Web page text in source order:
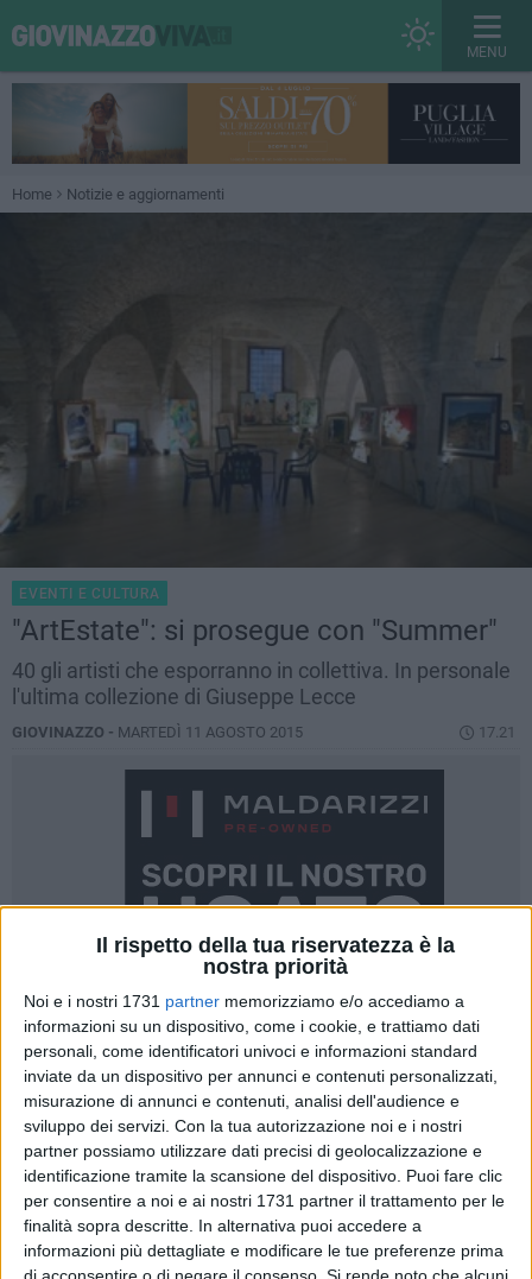
Il rispetto della tua riservatezza è la
nostra priorità
Noi e i nostri 1731 partner memorizziamo e/o accediamo a
informazioni su un dispositivo, come i cookie, e trattiamo dati
personali, come identificatori univoci e informazioni standard
inviate da un dispositivo per annunci e contenuti personalizzati,
misurazione di annunci e contenuti, analisi dell'audience e
sviluppo dei servizi. Con la tua autorizzazione noi e i nostri
partner possiamo utilizzare dati precisi di geolocalizzazione e
identificazione tramite la scansione del dispositivo. Puoi fare clic
per consentire a noi e ai nostri 1731 partner il trattamento per le
finalità sopra descritte. In alternativa puoi accedere a
informazioni più dettagliate e modificare le tue preferenze prima
di acconsentire o di negare il consenso. Si rende noto che alcuni
MENU
Home Notizie e aggiornamenti
EVENTI E CULTURA
"ArtEstate": si prosegue con "Summer"
40 gli artisti che esporranno in collettiva. In personale
l'ultima collezione di Giuseppe Lecce
GIOVINAZZO - MARTEDÌ 11 AGOSTO 2015 17.21
Partirà da questa il secondo dei tre appuntamenti di
"ArtEstate" dell'AM Art Gallery, la rassegna che colora d'arte
l'estate giovinazzese.